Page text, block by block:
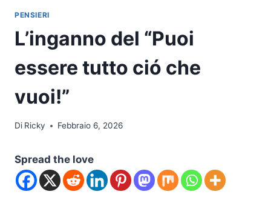
PENSIERI
L’inganno del “Puoi
essere tutto ció che
vuoi!”
Di Ricky Febbraio 6, 2026
Spread the love